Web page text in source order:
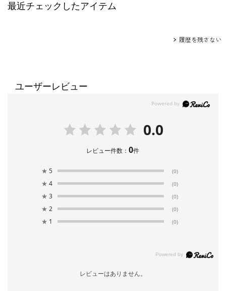
最近チェックしたアイテム
履歴を残さない
ユーザーレビュー
0.0
レビュー件数：0件
★ 5 (0)
★ 4 (0)
★ 3 (0)
★ 2 (0)
★ 1 (0)
レビューはありません。